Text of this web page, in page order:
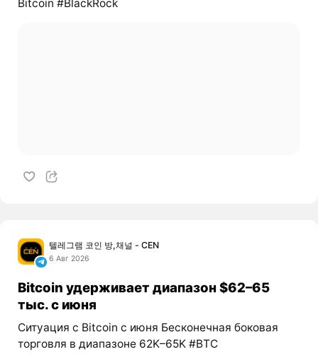
Bitcoin #BlackRock
텔레그램 코인 방,채널 - CEN
6 Авг 2026
Bitcoin удерживает диапазон $62–65
тыс. с июня
Ситуация с Bitcoin с июня Бесконечная боковая
торговля в диапазоне 62K–65K #BTC